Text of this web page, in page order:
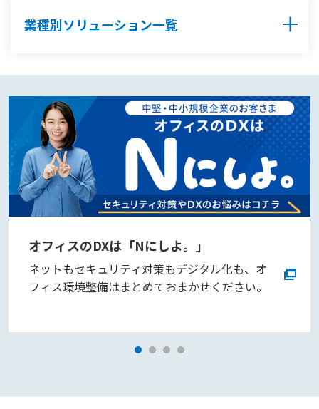
業種別ソリューション一覧
オフィスのDXは「Nにしよ。」
ネットもセキュリティ対策もデジタル化も、オ
フィス環境整備はまとめておまかせください。